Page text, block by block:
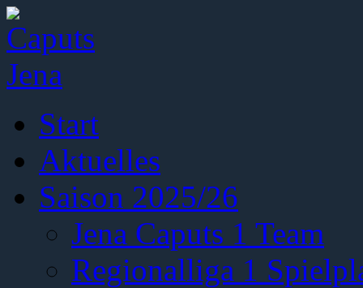
Start
Aktuelles
Saison 2025/26
Jena Caputs 1 Team
Regionalliga 1